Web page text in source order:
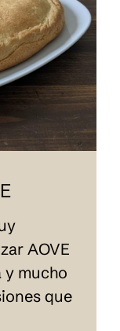
AOVE
y mucho
que